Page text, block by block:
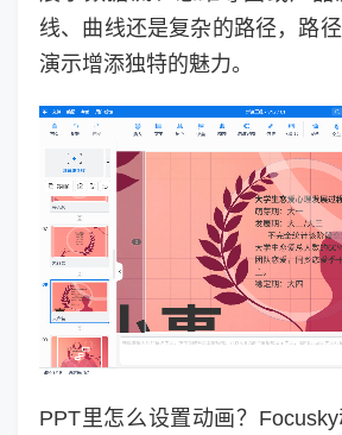
线、曲线还是复杂的路径，路
演示增添独特的魅力。
PPT里怎么设置动画？